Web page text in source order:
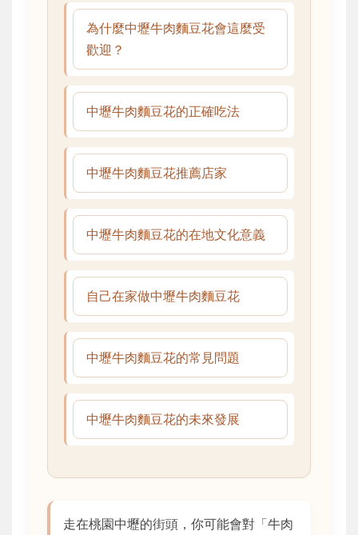
為什麼中壢牛肉麵豆花會這麼受
歡迎？
中壢牛肉麵豆花的正確吃法
中壢牛肉麵豆花推薦店家
中壢牛肉麵豆花的在地文化意義
自己在家做中壢牛肉麵豆花
中壢牛肉麵豆花的常見問題
中壢牛肉麵豆花的未來發展
走在桃園中壢的街頭，你可能會對「牛肉